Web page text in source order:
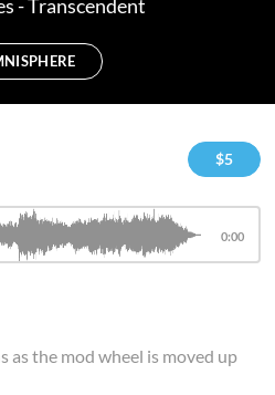
-Transcendent
$5
0:00
as the mod wheel is moved up